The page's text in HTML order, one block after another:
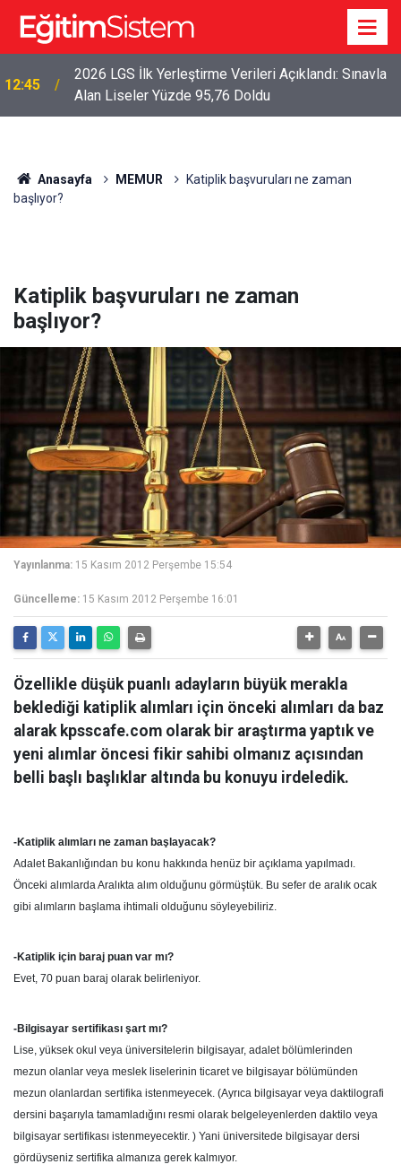
12:45
2026 LGS İlk Yerleştirme Verileri Açıklandı: Sınavla
Alan Liseler Yüzde 95,76 Doldu
Anasayfa MEMUR
Katiplik başvuruları ne zaman
başlıyor?
Katiplik başvuruları ne zaman
başlıyor?
Yayınlanma: 15 Kasım 2012 Perşembe 15:54
Güncelleme: 15 Kasım 2012 Perşembe 16:01
Özellikle düşük puanlı adayların büyük merakla
beklediği katiplik alımları için önceki alımları da baz
alarak kpsscafe.com olarak bir araştırma yaptık ve
yeni alımlar öncesi fikir sahibi olmanız açısından
belli başlı başlıklar altında bu konuyu irdeledik.
-Katiplik alımları ne zaman başlayacak?
Adalet Bakanlığından bu konu hakkında henüz bir açıklama yapılmadı.
Önceki alımlarda Aralıkta alım olduğunu görmüştük. Bu sefer de aralık ocak
gibi alımların başlama ihtimali olduğunu söyleyebiliriz.
-Katiplik için baraj puan var mı?
Evet, 70 puan baraj olarak belirleniyor.
-Bilgisayar sertifikası şart mı?
Lise, yüksek okul veya üniversitelerin bilgisayar, adalet bölümlerinden
mezun olanlar veya meslek liselerinin ticaret ve bilgisayar bölümünden
mezun olanlardan sertifika istenmeyecek. (Ayrıca bilgisayar veya daktilografi
dersini başarıyla tamamladığını resmi olarak belgeleyenlerden daktilo veya
bilgisayar sertifikası istenmeyecektir. ) Yani üniversitede bilgisayar dersi
gördüyseniz sertifika almanıza gerek kalmıyor.